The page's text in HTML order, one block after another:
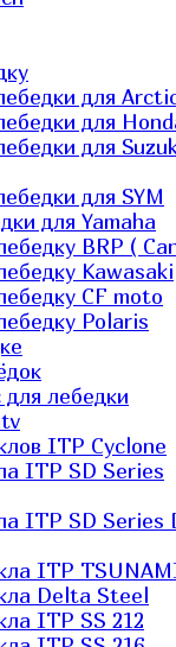
для
для
для
для SYM
для Yamaha
BRP (
Kawasaki
СF moto
Polaris
лебедки
ITP Cyclone
ITP SD Series
ITP SD Series
ITP
Delta Steel
ITP SS 212